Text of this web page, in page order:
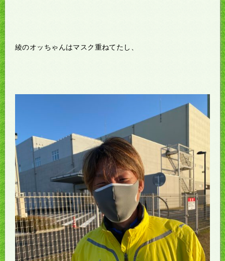
綾のオッちゃんはマスク重ねてたし、